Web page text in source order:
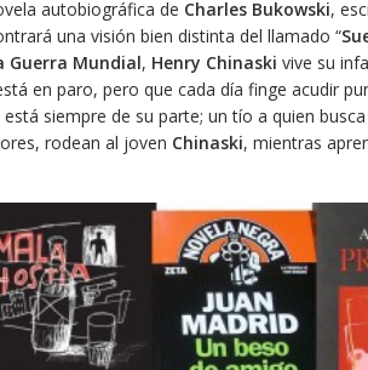
autobiográfica de Charles Bukowski,
una visión bien distinta del llamado “
Guerra Mundial, Henry Chinaski vive su
en paro, pero que cada día finge acudir
siempre de su parte; un tío a quien
rodean al joven Chinaski, mientras